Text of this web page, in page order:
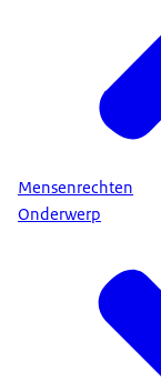
Mensenrechten
Onderwerp